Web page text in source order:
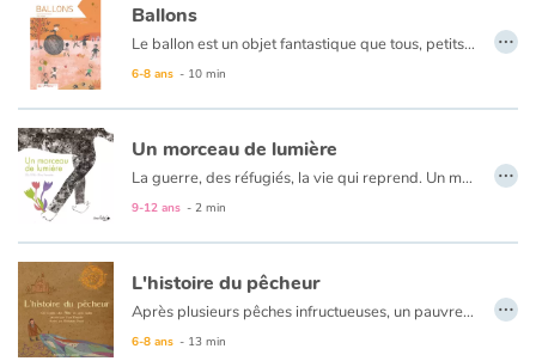
Ballons
Le ballon est un objet fantastique que tous, petits et grands connaissent depuis la nuit des temps. Qu’il s’agisse de le lancer, shooter, dribbler ou l’intercepter, une grosse balle qui rebondit suffit pour s’amuser pendant des heures, seul ou en groupe. Car avec un ballon, l’essentiel reste le plaisir de jouer.
6-8 ans - 10 min
…
Un morceau de lumière
La guerre, des réfugiés, la vie qui reprend. Un morceau de lumière est un album poétique et optimiste sur la résilience.
9-12 ans - 2 min
…
L'histoire du pêcheur
Après plusieurs pêches infructueuses, un pauvre pêcheur a la surprise de remonter un vase dans son filet. Dedans, un génie, mais pas celui qu'on attend : c'est un génie si aigri par les longs siècles d'attente dans son vase qu'il s'est juré de tuer celui qui le délivrera.
6-8 ans - 13 min
…